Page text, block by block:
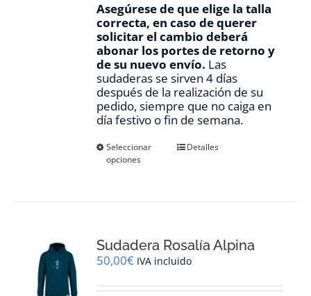
Asegúrese de que elige la talla
correcta, en caso de querer
solicitar el cambio deberá
abonar los portes de retorno y
de su nuevo envío. Las
sudaderas se sirven 4 días
después de la realización de su
pedido, siempre que no caiga en
día festivo o fin de semana.
Seleccionar
opciones
Este
se
pueden
en
Detalles
Sudadera Rosalía Alpina
50,00€ IVA incluido